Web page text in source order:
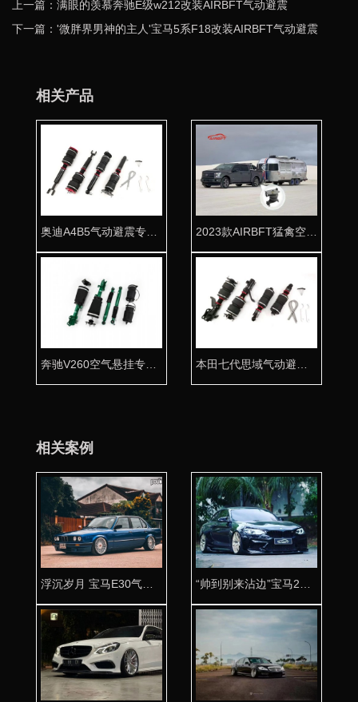
上一篇：满眼的羡慕奔驰E级w212改装AIRBFT气动避震
下一篇：'微胖界男神的主人'宝马5系F18改装AIRBFT气动避震
相关产品
相关案例